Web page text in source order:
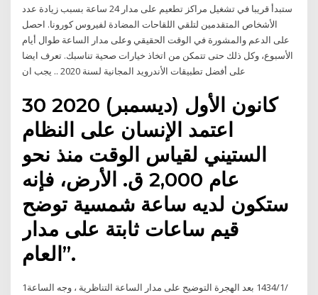
ستبدأ قريبا في تشغيل مراكز تطعيم على مدار 24 ساعة بسبب زيادة عدد
الأشخاص المتقدمين لتلقي اللقاحات المضادة لفيروس كورونا. احصل
على الدعم والمشورة في الوقت الحقيقي وعلى مدار الساعة طوال أيام
الأسبوع، وكل ذلك حتى تتمكن من اتخاذ خيارات صحية تناسبك. تعرف ايضا
على أفضل تطبيقات الأندرويد المجانية لسنة 2020 .. يجب ان
30 كانون الأول (ديسمبر) 2020
اعتمد الإنسان على النظام
الستيني لقياس الوقت منذ نحو
عام 2,000 ق. الأرض، فإنه
ستكون لديه ساعة شمسية توضح
قيم ساعات ثابتة على مدار
العام”.
1‏‏/1‏‏/1434 بعد الهجرة التوضيح على مدار الساعة التناظرية ، وجه الساعة